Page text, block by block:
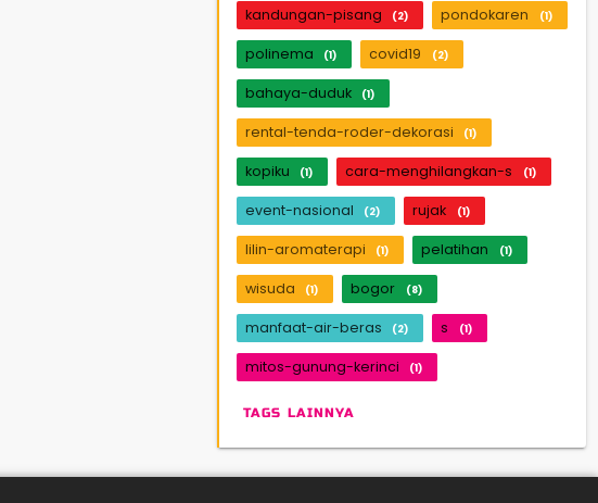
kandungan-pisang (2) pondokaren (1)
polinema (1) covid19 (2)
bahaya-duduk (1)
rental-tenda-roder-dekorasi (1)
kopiku (1) cara-menghilangkan-s (1)
event-nasional (2) rujak (1)
lilin-aromaterapi (1) pelatihan (1)
wisuda (1) bogor (8)
manfaat-air-beras (2) s (1)
mitos-gunung-kerinci (1)
TAGS LAINNYA